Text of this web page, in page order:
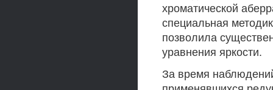
хроматической
специальная
позволила
уравнения яркости.
За время